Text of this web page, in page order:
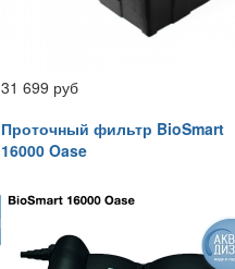
31 699 руб
Проточный фильтр BioSmart
16000 Oase